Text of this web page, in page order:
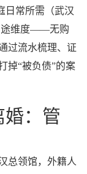
常所需（武汉
途维度——无购
过流水梳理、证
掉“被负债”的案
婚：管
总领馆，外籍人